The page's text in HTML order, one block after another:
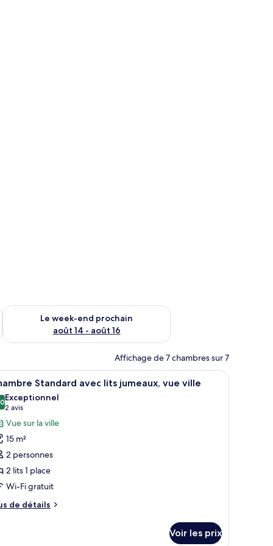
août 7 - août 9
Le week-end prochain
août 14 - août 16
Vérifier la disponibilité pour le week-end prochain août 14 -
Affichage de 7 chambres sur 7
échelle, une table de chevet et une fenêtre.
:
Une chambre d’hôtel avec deux lits, un
8 Standard avec lits jumeaux, vue ville
sur 10
Exceptionnel
2 avis
(2 avis)
Vue sur la ville
15 m²
2 personnes
2 lits 1 place
Wi-Fi gratuit
de détails
Voir les prix